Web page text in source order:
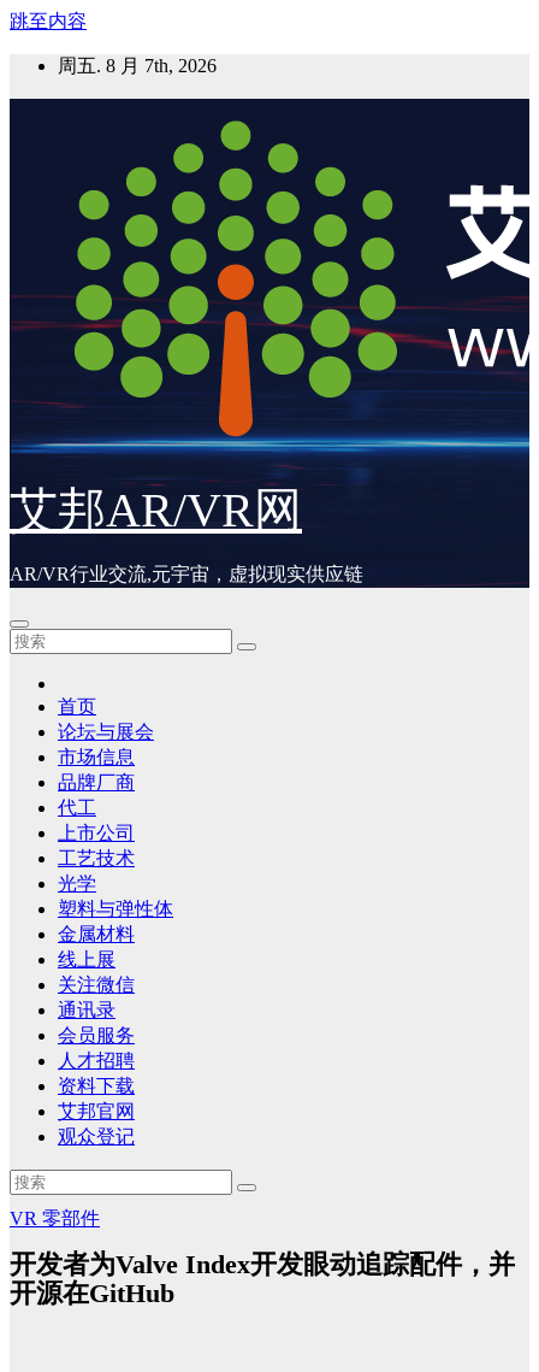
跳至内容
周五. 8 月 7th, 2026
艾邦AR/VR网
AR/VR行业交流,元宇宙，虚拟现实供应链
首页
论坛与展会
市场信息
品牌厂商
代工
上市公司
工艺技术
光学
塑料与弹性体
金属材料
线上展
关注微信
通讯录
会员服务
人才招聘
资料下载
艾邦官网
观众登记
VR 零部件
开发者为Valve Index开发眼动追踪配件，并
开源在GitHub